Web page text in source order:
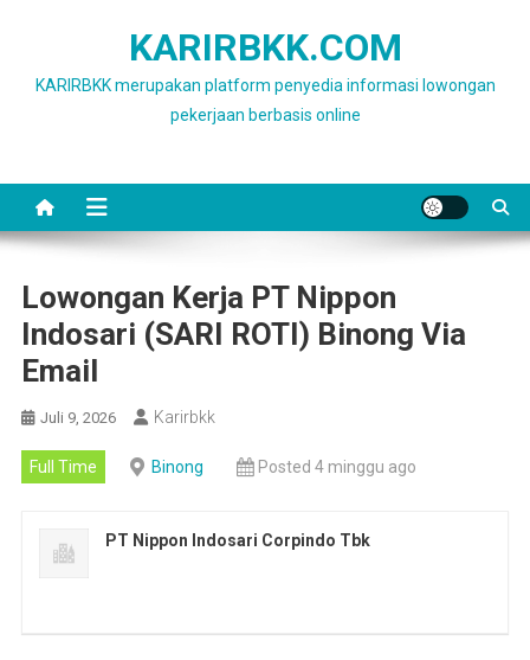
KARIRBKK.COM
KARIRBKK merupakan platform penyedia informasi lowongan
pekerjaan berbasis online
Lowongan Kerja PT Nippon
Indosari (SARI ROTI) Binong Via
Email
Juli 9, 2026 Karirbkk
Full Time Binong Posted 4 minggu ago
PT Nippon Indosari Corpindo Tbk